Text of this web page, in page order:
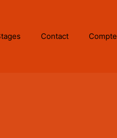
Contact Compte